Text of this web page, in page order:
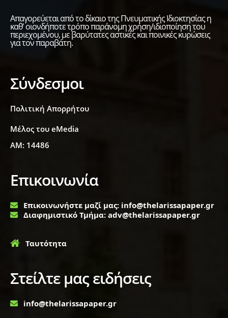
Απαγορεύεται από το δίκαιο της Πνευματικής Ιδιοκτησίας η
καθ' οιονδήποτε τρόπο παράνομη χρήση/ιδιοποίηση του
περιεχομένου, με βαρύτατες αστικές και ποινικές κυρώσεις
για τον παραβάτη.
Σύνδεσμοι
Πολιτική Απορρήτου
Μέλος του eMedia
ΑΜ: 14486
Επικοινωνία
Επικοινωνήστε μαζί μας: info@thelarissapaper.gr
Διαφημιστικό Τμήμα: adv@thelarissapaper.gr
Ταυτότητα
Στείλτε μας ειδήσεις
info@thelarissapaper.gr